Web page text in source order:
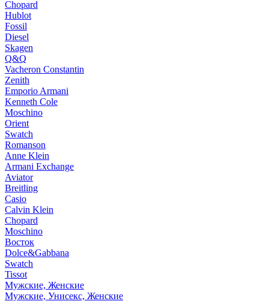
Chopard
Hublot
Fossil
Diesel
Skagen
Q&Q
Vacheron Constantin
Zenith
Emporio Armani
Kenneth Cole
Moschino
Orient
Swatch
Romanson
Anne Klein
Armani Exchange
Aviator
Breitling
Casio
Calvin Klein
Chopard
Moschino
Восток
Dolce&Gabbana
Swatch
Tissot
Мужские, Женские
Мужские, Унисекс, Женские